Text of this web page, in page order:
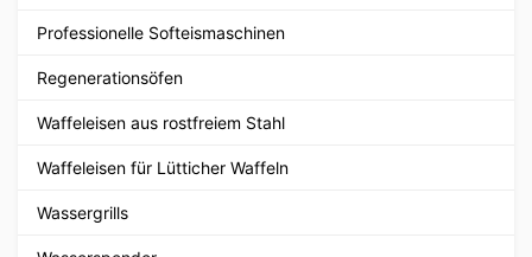
Professionelle Softeismaschinen
Regenerationsöfen
Waffeleisen aus rostfreiem Stahl
Waffeleisen für Lütticher Waffeln
Wassergrills